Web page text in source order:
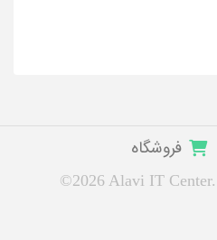
فروشگاه
©2026 Alavi IT